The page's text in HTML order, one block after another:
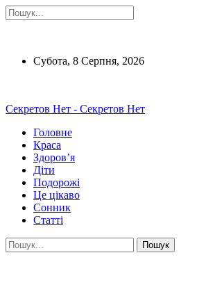
Субота, 8 Серпня, 2026
Секретов Нет - Секретов Нет
Головне
Краса
Здоров’я
Діти
Подорожі
Це цікаво
Сонник
Статті